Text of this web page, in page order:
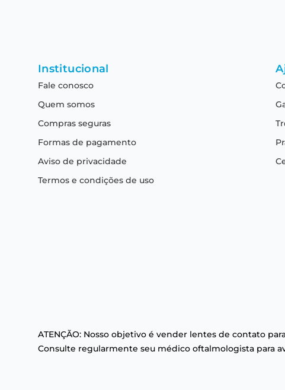
Institucional
Fale conosco
Quem somos
Compras seguras
Formas de pagamento
Aviso de privacidade
Termos e condições de uso
ATENÇÃO: Nosso objetivo é vender lentes de contato
Consulte regularmente seu médico oftalmologista para